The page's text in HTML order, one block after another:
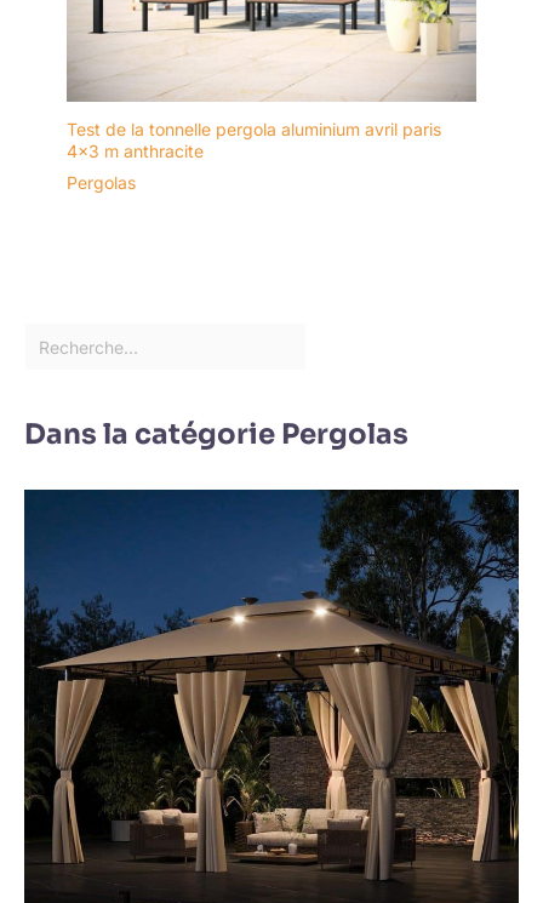
Test de la tonnelle pergola aluminium avril paris
4×3 m anthracite
Pergolas
Dans la catégorie Pergolas